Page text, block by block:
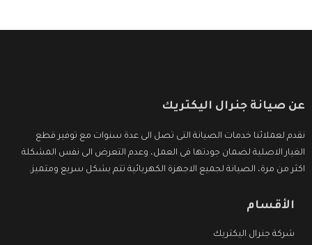
عن صيانة جنرال اليكتريك
نقدم لعملائنا خدمات الصيانة التى تصل الى عدة سنوات مع توفير قطع
الغيار الاصلية لضمان جودتها فى العمل، وعدم التعرض الى نفس المشكلة
اكثر من مرة، الصيانة لجميع الاجهزة الكهربائية تتم بشكل سريع ومتميز.
الأقسام
شركة جنرال اليكتريك